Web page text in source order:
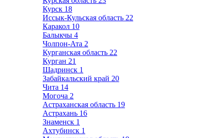
Курск 18
Иссык-Кульская область 22
Каракол 10
Балыкчы 4
Чолпон-Ата 2
Курганская область 22
Курган 21
Шадринск 1
Забайкальский край 20
Чита 14
Могоча 2
Астраханская область 19
Астрахань 16
Знаменск 1
Ахтубинск 1